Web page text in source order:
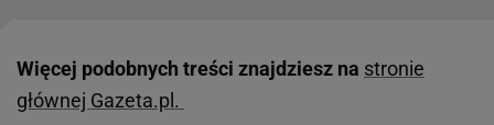
Więcej podobnych treści znajdziesz na stronie
głównej Gazeta.pl.